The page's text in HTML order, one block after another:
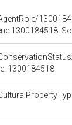
1300184518:
1300184518